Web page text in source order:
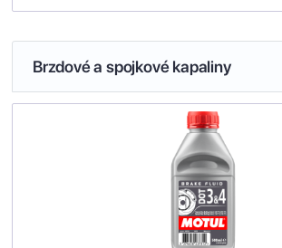
Brzdové a spojkové kapaliny